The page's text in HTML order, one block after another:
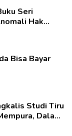
Seri
Hak
Bisa Bayar
Studi Tiru
Dalami
Mendalam